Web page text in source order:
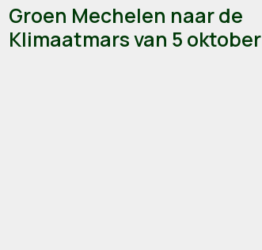
Groen Mechelen naar de
Klimaatmars van 5 oktober